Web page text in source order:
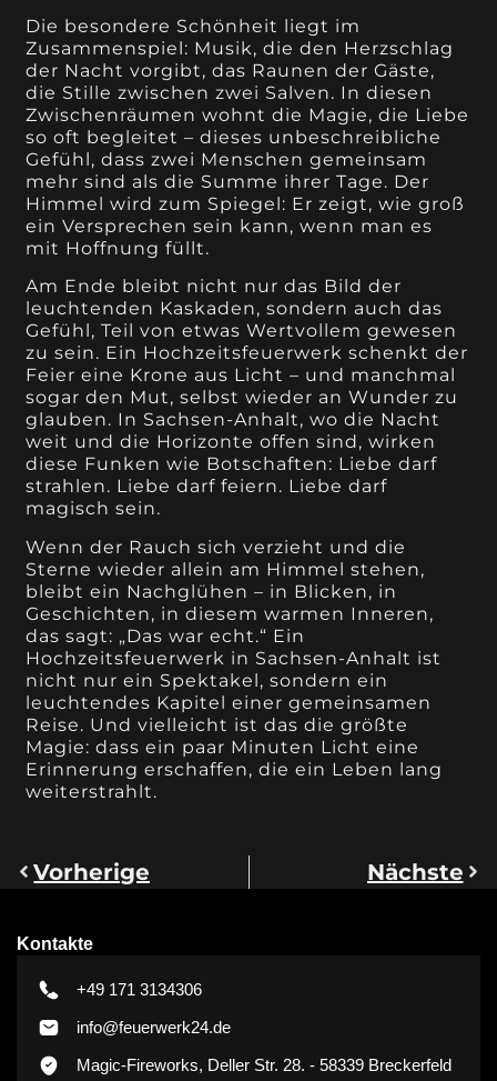
Die besondere Schönheit liegt im
Zusammenspiel: Musik, die den Herzschlag
der Nacht vorgibt, das Raunen der Gäste,
die Stille zwischen zwei Salven. In diesen
Zwischenräumen wohnt die Magie, die Liebe
so oft begleitet – dieses unbeschreibliche
Gefühl, dass zwei Menschen gemeinsam
mehr sind als die Summe ihrer Tage. Der
Himmel wird zum Spiegel: Er zeigt, wie groß
ein Versprechen sein kann, wenn man es
mit Hoffnung füllt.
Am Ende bleibt nicht nur das Bild der
leuchtenden Kaskaden, sondern auch das
Gefühl, Teil von etwas Wertvollem gewesen
zu sein. Ein Hochzeitsfeuerwerk schenkt der
Feier eine Krone aus Licht – und manchmal
sogar den Mut, selbst wieder an Wunder zu
glauben. In Sachsen-Anhalt, wo die Nacht
weit und die Horizonte offen sind, wirken
diese Funken wie Botschaften: Liebe darf
strahlen. Liebe darf feiern. Liebe darf
magisch sein.
Wenn der Rauch sich verzieht und die
Sterne wieder allein am Himmel stehen,
bleibt ein Nachglühen – in Blicken, in
Geschichten, in diesem warmen Inneren,
das sagt: „Das war echt.“ Ein
Hochzeitsfeuerwerk in Sachsen-Anhalt ist
nicht nur ein Spektakel, sondern ein
leuchtendes Kapitel einer gemeinsamen
Reise. Und vielleicht ist das die größte
Magie: dass ein paar Minuten Licht eine
Erinnerung erschaffen, die ein Leben lang
weiterstrahlt.
Vorherige Nächste
Kontakte
+49 171 3134306
info@feuerwerk24.de
Magic-Fireworks, Deller Str. 28. - 58339 Breckerfeld